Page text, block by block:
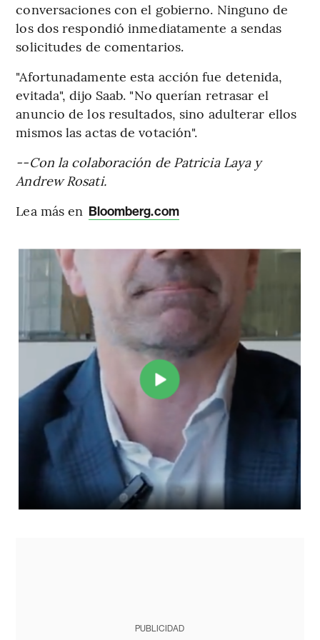
conversaciones con el gobierno. Ninguno de
los dos respondió inmediatamente a sendas
solicitudes de comentarios.
"Afortunadamente esta acción fue detenida,
evitada", dijo Saab. "No querían retrasar el
anuncio de los resultados, sino adulterar ellos
mismos las actas de votación".
--Con la colaboración de Patricia Laya y
Andrew Rosati.
Lea más en Bloomberg.com
PUBLICIDAD